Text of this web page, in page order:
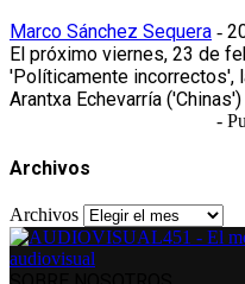
Marco Sánchez Sequera -
El próximo viernes, 23 de
'Políticamente incorrectos',
Arantxa Echevarría
-
Archivos
Archivos